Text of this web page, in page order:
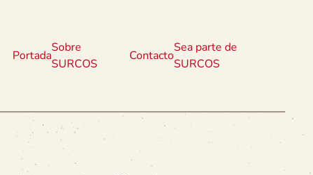
Portada
Sobre
SURCOS
Contacto
Sea parte de
SURCOS